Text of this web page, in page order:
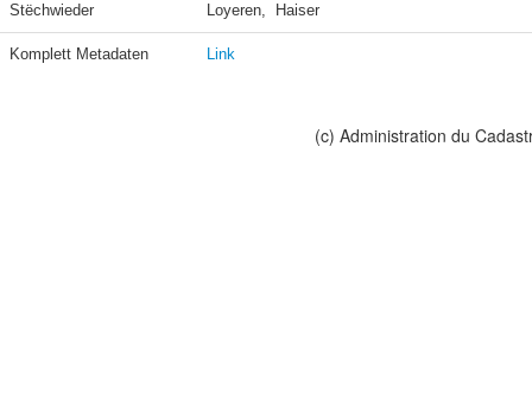
Stëchwieder Loyeren,  Haiser
Komplett Metadaten Link
(c) Administration du